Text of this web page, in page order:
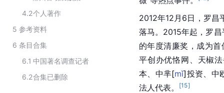
4.2个人著作
5 参考资料
6 条目合集
6.1 中国著名调查记者
6.2合集已删除
2012年12月6日，罗昌
落马。2015年起，罗昌
的年度清廉奖，成为
平创办优恪网、天椒
本、中芈[mǐ]投资、中
法人代表。
[15]